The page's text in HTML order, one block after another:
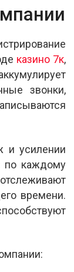
казино 7к,
звонки,
и усилении
по каждому
времени.